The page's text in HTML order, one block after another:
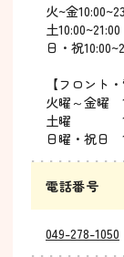
火~金
土10:00~21:00
日・祝
【フロント
火曜～金曜
土曜
日曜・祝日
電話番号
049-278-1050